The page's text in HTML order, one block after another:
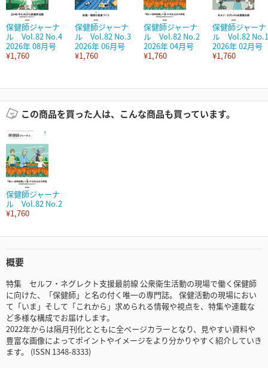
保健師ジャーナ
ル Vol.82 No.4
2026年 08月号
¥1,760
保健師ジャーナ
ル Vol.82 No.3
2026年 06月号
¥1,760
保健師ジャーナ
ル Vol.82 No.2
2026年 04月号
¥1,760
保健師ジャーナ
ル Vol.82 No.1
2026年 02月号
¥1,760
この商品を買った人は、こんな商品も買っています。
保健師ジャーナ
ル Vol.82 No.2
¥1,760
概要
特集 セルフ・ネグレクト支援最前線 公衆衛生活動の現場で働く保健師
に向けた、「保健師」と名の付く唯一の専門誌。 保健活動の現場におい
て「いま」そして「これから」求められる情報や視点を、特集や連載な
ど多様な構成でお届けします。
2022年からは隔月刊化とともに全ページカラーとなり、見やすい資料や
豊富な画像によってポイントやイメージをより分かりやすく紹介していき
ます。 (ISSN 1348-8333)